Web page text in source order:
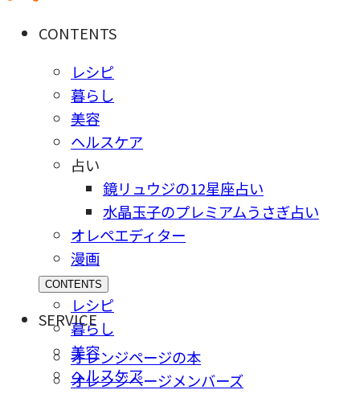
CONTENTS
レシピ
暮らし
美容
ヘルスケア
占い
鏡リュウジの12星座占い
水晶玉子のプレミアムうさぎ占い
オレペエディター
漫画
CONTENTS
レシピ
暮らし
美容
ヘルスケア
SERVICE
オレンジページの本
オレンジページメンバーズ